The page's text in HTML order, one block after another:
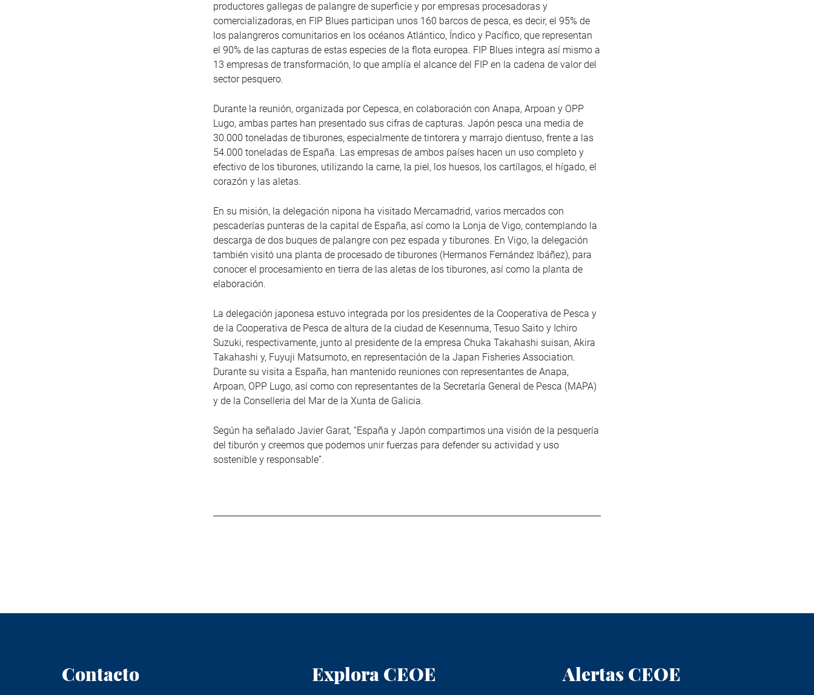
productores gallegas de palangre de superficie y por empresas procesadoras y
comercializadoras, en FIP Blues participan unos 160 barcos de pesca, es decir, el 95% de
los palangreros comunitarios en los océanos Atlántico, Índico y Pacífico, que representan
el 90% de las capturas de estas especies de la flota europea. FIP Blues integra así mismo a
13 empresas de transformación, lo que amplía el alcance del FIP en la cadena de valor del
sector pesquero.
Durante la reunión, organizada por Cepesca, en colaboración con Anapa, Arpoan y OPP
Lugo, ambas partes han presentado sus cifras de capturas. Japón pesca una media de
30.000 toneladas de tiburones, especialmente de tintorera y marrajo dientuso, frente a las
54.000 toneladas de España. Las empresas de ambos países hacen un uso completo y
efectivo de los tiburones, utilizando la carne, la piel, los huesos, los cartílagos, el hígado, el
corazón y las aletas.
En su misión, la delegación nipona ha visitado Mercamadrid, varios mercados con
pescaderías punteras de la capital de España, así como la Lonja de Vigo, contemplando la
descarga de dos buques de palangre con pez espada y tiburones. En Vigo, la delegación
también visitó una planta de procesado de tiburones (Hermanos Fernández Ibáñez), para
conocer el procesamiento en tierra de las aletas de los tiburones, así como la planta de
elaboración.
La delegación japonesa estuvo integrada por los presidentes de la Cooperativa de Pesca y
de la Cooperativa de Pesca de altura de la ciudad de Kesennuma, Tesuo Saito y Ichiro
Suzuki, respectivamente, junto al presidente de la empresa Chuka Takahashi suisan, Akira
Takahashi y, Fuyuji Matsumoto, en representación de la Japan Fisheries Association.
Durante su visita a España, han mantenido reuniones con representantes de Anapa,
Arpoan, OPP Lugo, así como con representantes de la Secretaría General de Pesca (MAPA)
y de la Conselleria del Mar de la Xunta de Galicia.
Según ha señalado Javier Garat, “España y Japón compartimos una visión de la pesquería
del tiburón y creemos que podemos unir fuerzas para defender su actividad y uso
sostenible y responsable”.
Contacto Explora CEOE Alertas CEOE